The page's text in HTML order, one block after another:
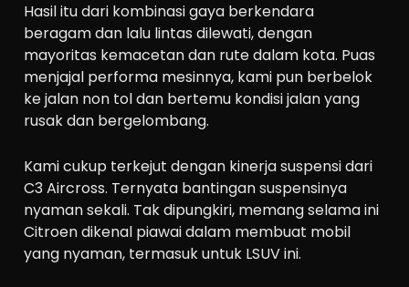
Hasil itu dari kombinasi gaya berkendara
beragam dan lalu lintas dilewati, dengan
mayoritas kemacetan dan rute dalam kota. Puas
menjajal performa mesinnya, kami pun berbelok
ke jalan non tol dan bertemu kondisi jalan yang
rusak dan bergelombang.
Kami cukup terkejut dengan kinerja suspensi dari
C3 Aircross. Ternyata bantingan suspensinya
nyaman sekali. Tak dipungkiri, memang selama ini
Citroen dikenal piawai dalam membuat mobil
yang nyaman, termasuk untuk LSUV ini.